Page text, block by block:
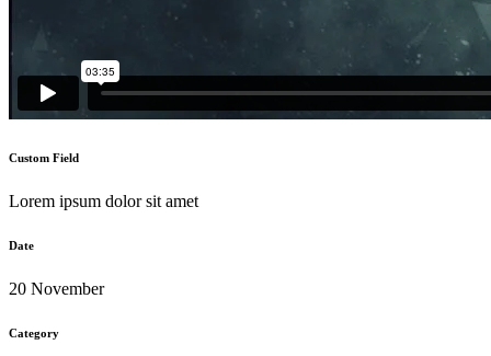
Custom Field
Lorem ipsum dolor sit amet
Date
20 November
Category